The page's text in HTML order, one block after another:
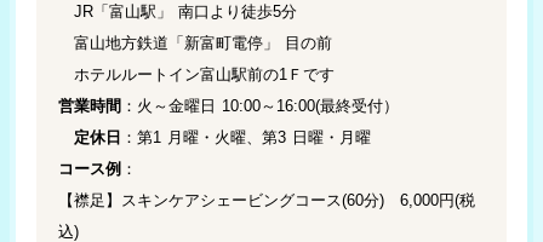
JR「富山駅」 南口より徒歩5分
富山地方鉄道「新富町電停」 目の前
ホテルルートイン富山駅前の1Ｆです
営業時間 ：火～金曜日 10:00～16:00(最終受付）
定休日 ：第1 月曜・火曜、第3 日曜・月曜
コース例 ：
【襟足】スキンケアシェービングコース(60分) 6,000円(税
込)